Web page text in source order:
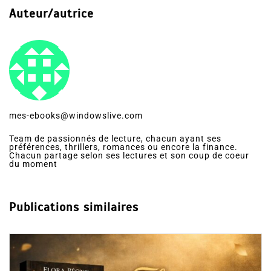
Auteur/autrice
mes-ebooks@windowslive.com
Team de passionnés de lecture, chacun ayant ses
préférences, thrillers, romances ou encore la finance.
Chacun partage selon ses lectures et son coup de coeur
du moment
Publications similaires